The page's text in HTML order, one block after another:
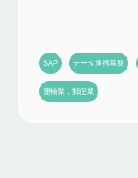
SAP データ連携基盤
運輸業，郵便業